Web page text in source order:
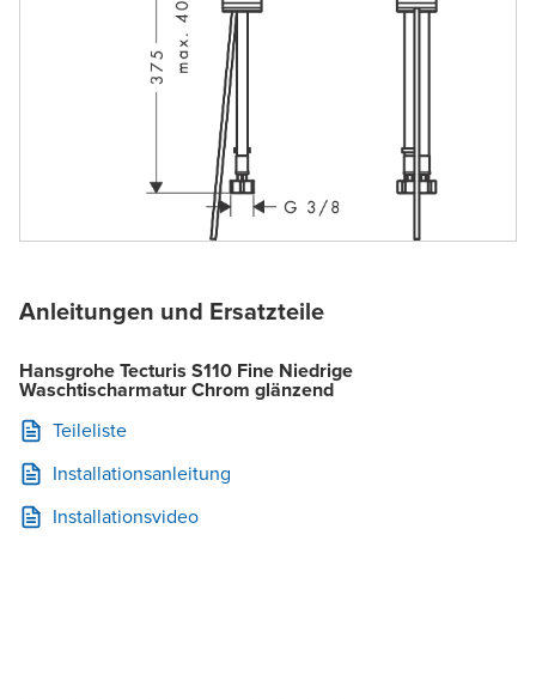
Anleitungen und Ersatzteile
Hansgrohe Tecturis S110 Fine Niedrige
Waschtischarmatur Chrom glänzend
Teileliste
Installationsanleitung
Installationsvideo